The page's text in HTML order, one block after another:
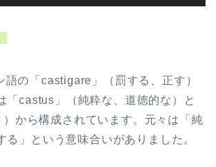
の「castigare」（罰する、正す）
「castus」（純粋な、道徳的な）と
）から構成されています。元々は「純
る」という意味合いがありました。